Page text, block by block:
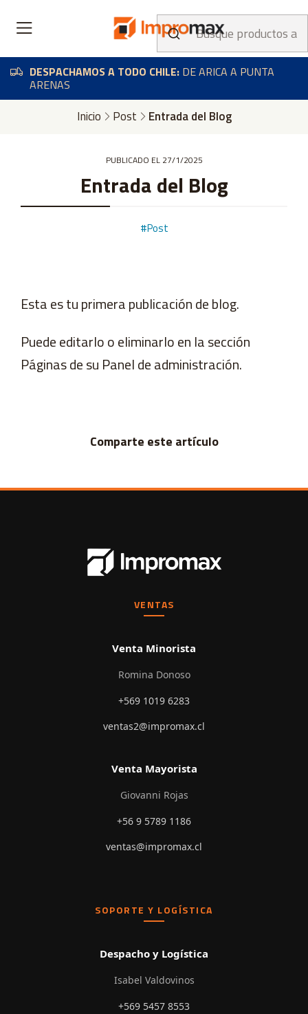
DESPACHAMOS A TODO CHILE: DE ARICA A PUNTA
ARENAS
Inicio Post Entrada del Blog
PUBLICADO EL 27/1/2025
Entrada del Blog
#Post
Esta es tu primera publicación de blog.
Puede editarlo o eliminarlo en la sección
Páginas de su Panel de administración.
Comparte este artículo
VENTAS
Venta Minorista
Romina Donoso
+569 1019 6283
ventas2@impromax.cl
Venta Mayorista
Giovanni Rojas
+56 9 5789 1186
ventas@impromax.cl
SOPORTE Y LOGÍSTICA
Despacho y Logística
Isabel Valdovinos
+569 5457 8553